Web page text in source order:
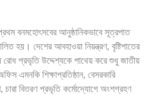
বনমহোৎসবের আনুষ্ঠানিকভাবে সূত্রপাত
হয়। দেশের আবহাওয়া নিয়ন্ত্রণ, বৃষ্টিপাতের
রোধ প্রভৃতি উদ্দেশ্যকে পাথেয় করে শুধু জাতীয়
এমনকি শিক্ষাপ্রতিষ্ঠান, বেসরকারি
চারা বিতরণ প্রভৃতি কর্মোদ্যোগে অংশগ্রহণ